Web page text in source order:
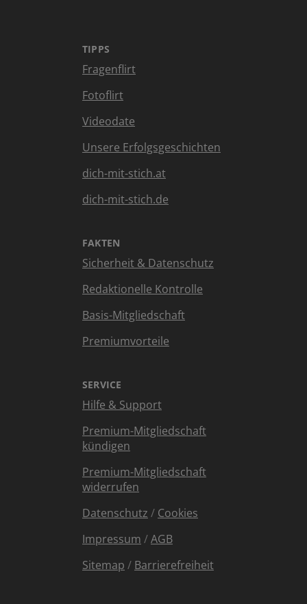
TIPPS
Fragenflirt
Fotoflirt
Videodate
Unsere Erfolgsgeschichten
dich-mit-stich.at
dich-mit-stich.de
FAKTEN
Sicherheit & Datenschutz
Redaktionelle Kontrolle
Basis-Mitgliedschaft
Premiumvorteile
SERVICE
Hilfe & Support
Premium-Mitgliedschaft
kündigen
Premium-Mitgliedschaft
widerrufen
Datenschutz / Cookies
Impressum /AGB
Sitemap / Barrierefreiheit